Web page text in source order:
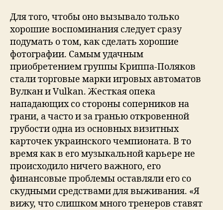
Для того, чтобы оно вызывало только
хорошие воспоминания следует сразу
подумать о том, как сделать хорошие
фотографии. Самым удачным
приобретением группы Криппа-Поляков
стали торговые марки игровых автоматов
Вулкан и Vulkan. Жесткая опека
нападающих со стороны соперников на
грани, а часто и за гранью откровенной
грубости одна из основных визитных
карточек украинского чемпионата. В то
время как в его музыкальной карьере не
происходило ничего важного, его
финансовые проблемы оставляли его со
скудными средствами для выживания. «Я
вижу, что слишком много тренеров ставят